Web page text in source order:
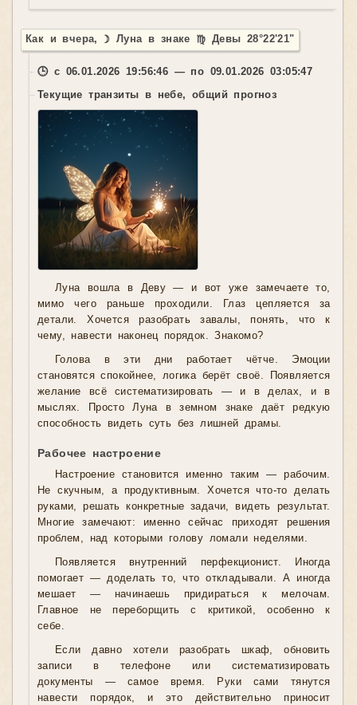
Как и вчера, ☽ Луна в знаке ♍ Девы 28°22'21"
🕒 с 06.01.2026 19:56:46 — по 09.01.2026 03:05:47
Текущие транзиты в небе, общий прогноз
Луна вошла в Деву — и вот уже замечаете то,
мимо чего раньше проходили. Глаз цепляется за
детали. Хочется разобрать завалы, понять, что к
чему, навести наконец порядок. Знакомо?
Голова в эти дни работает чётче. Эмоции
становятся спокойнее, логика берёт своё. Появляется
желание всё систематизировать — и в делах, и в
мыслях. Просто Луна в земном знаке даёт редкую
способность видеть суть без лишней драмы.
Рабочее настроение
Настроение становится именно таким — рабочим.
Не скучным, а продуктивным. Хочется что-то делать
руками, решать конкретные задачи, видеть результат.
Многие замечают: именно сейчас приходят решения
проблем, над которыми голову ломали неделями.
Появляется внутренний перфекционист. Иногда
помогает — доделать то, что откладывали. А иногда
мешает — начинаешь придираться к мелочам.
Главное не переборщить с критикой, особенно к
себе.
Если давно хотели разобрать шкаф, обновить
записи в телефоне или систематизировать
документы — самое время. Руки сами тянутся
навести порядок, и это действительно приносит